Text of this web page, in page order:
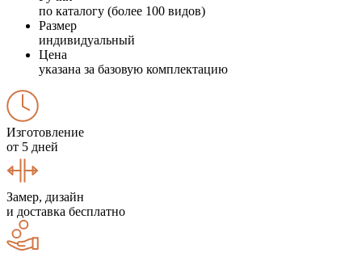
по каталогу (более 100 видов)
Размер
индивидуальный
Цена
указана за базовую комплектацию
Изготовление
от 5 дней
Замер, дизайн
и доставка бесплатно